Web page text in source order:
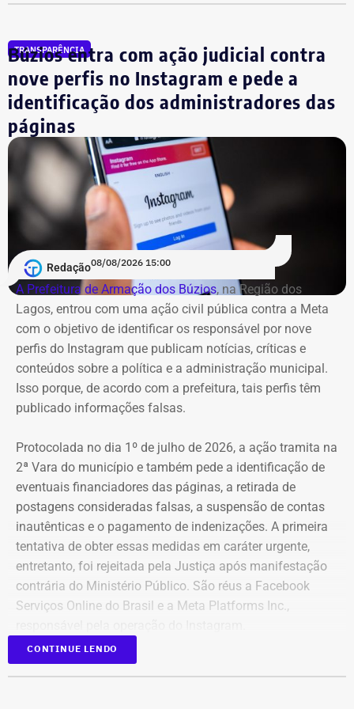
TRANSPARÊNCIA
Búzios entra com ação judicial contra
nove perfis no Instagram e pede a
identificação dos administradores das
páginas
Redação08/08/2026 15:00
A Prefeitura de Armação dos Búzios, na Região dos
Lagos, entrou com uma ação civil pública contra a Meta
com o objetivo de identificar os responsável por nove
perfis do Instagram que publicam notícias, críticas e
conteúdos sobre a política e a administração municipal.
Isso porque, de acordo com a prefeitura, tais perfis têm
publicado informações falsas.
Protocolada no dia 1º de julho de 2026, a ação tramita na
2ª Vara do município e também pede a identificação de
eventuais financiadores das páginas, a retirada de
postagens consideradas falsas, a suspensão de contas
inautênticas e o pagamento de indenizações. A primeira
tentativa de obter essas medidas em caráter urgente,
entretanto, foi rejeitada pela Justiça após manifestação
contrária do Ministério Público. São réus a Facebook
Serviços Online do Brasil e a Meta Platforms Inc.,
Os administradores dos perfis não foram incluídos no
CONTINUE LENDO